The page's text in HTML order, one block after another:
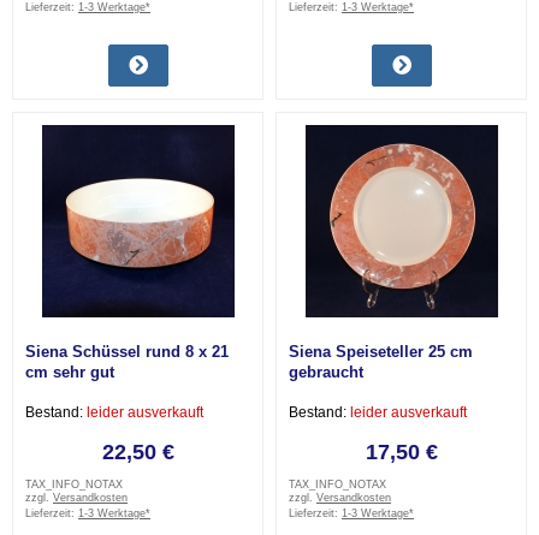
Lieferzeit: 1-3 Werktage*
Lieferzeit: 1-3 Werktage*
Siena Schüssel rund 8 x 21
cm sehr gut
Bestand: leider ausverkauft
22,50 €
TAX_INFO_NOTAX
zzgl. Versandkosten
Lieferzeit: 1-3 Werktage*
Siena Speiseteller 25 cm
gebraucht
Bestand: leider ausverkauft
17,50 €
TAX_INFO_NOTAX
zzgl. Versandkosten
Lieferzeit: 1-3 Werktage*